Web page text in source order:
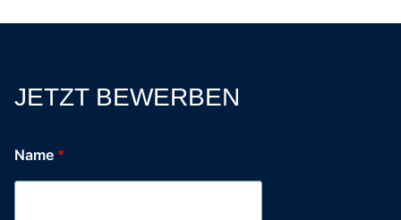
JETZT BEWERBEN
Name *
Bewerbungsunterlagen
du